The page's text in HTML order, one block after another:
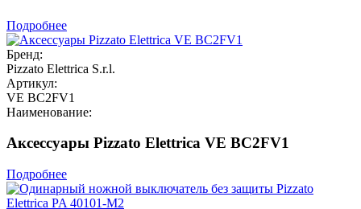
Подробнее
Бренд:
Pizzato Elettrica S.r.l.
Артикул:
VE BC2FV1
Наименование:
Аксессуары Pizzato Elettrica VE BC2FV1
Подробнее